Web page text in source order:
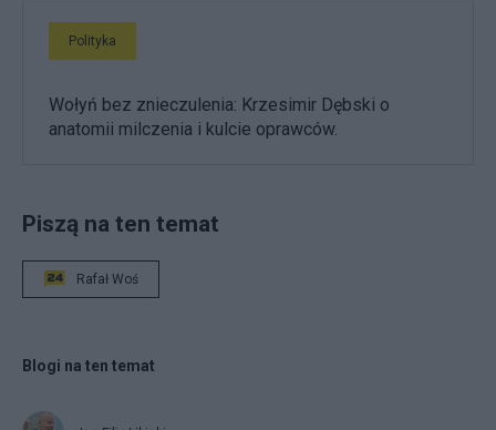
Polityka
Wołyń bez znieczulenia: Krzesimir Dębski o
anatomii milczenia i kulcie oprawców.
Piszą na ten temat
Rafał Woś
Blogi na ten temat